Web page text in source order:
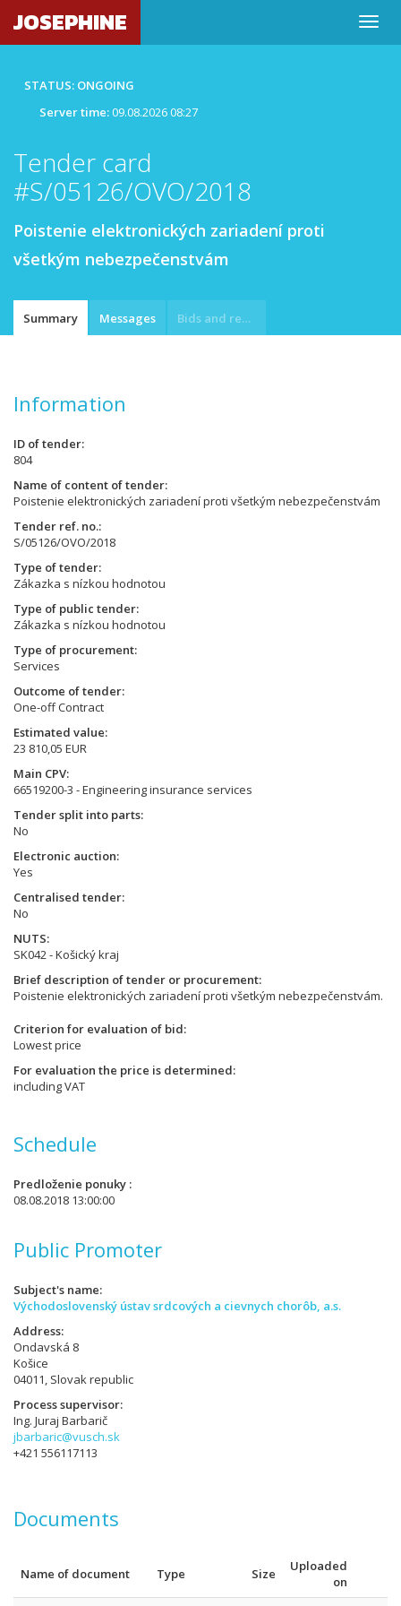
JOSEPHINE
STATUS: ONGOING
Server time:09.08.2026 08:27
Tender card
#S/05126/OVO/2018
Poistenie elektronických zariadení proti
všetkým nebezpečenstvám
Summary Messages Bids and requests
Information
ID of tender
804
Name of content of tender
Poistenie elektronických zariadení proti všetkým nebezpečenstvám
Tender ref. no.
S/05126/OVO/2018
Type of tender
Zákazka s nízkou hodnotou
Type of public tender
Zákazka s nízkou hodnotou
Type of procurement
Services
Outcome of tender
One-off Contract
Estimated value
23 810,05 EUR
Main CPV
66519200-3 - Engineering insurance services
Tender split into parts
No
Electronic auction
Yes
Centralised tender
No
NUTS
SK042 - Košický kraj
Brief description of tender or procurement
Poistenie elektronických zariadení proti všetkým nebezpečenstvám.
Criterion for evaluation of bid
Lowest price
For evaluation the price is determined
including VAT
Schedule
Predloženie ponuky
08.08.2018 13:00:00
Public Promoter
Subject's name
Východoslovenský ústav srdcových a cievnych chorôb, a.s.
Address
Ondavská 8
Košice
04011, Slovak republic
Process supervisor
Ing. Juraj Barbarič
jbarbaric@vusch.sk
+421 556117113
Documents
Name of document Type Size
Uploaded
on